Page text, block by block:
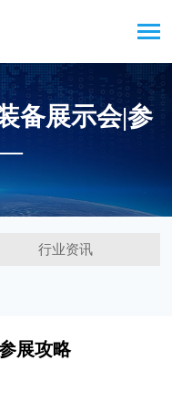
备展示会|参
—
行业资讯
展攻略